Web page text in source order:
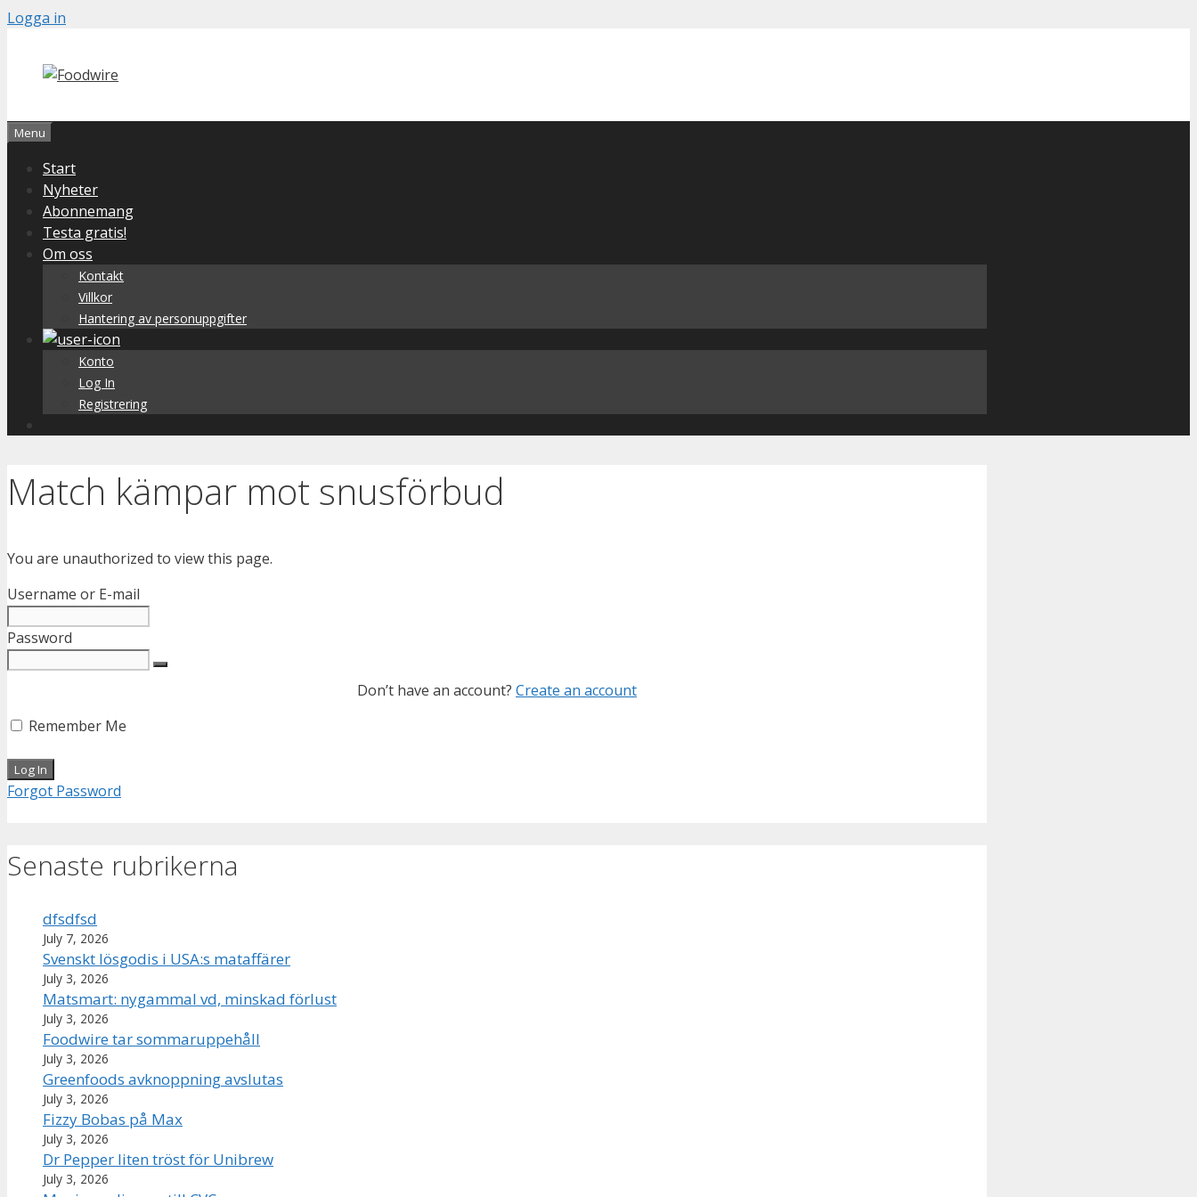
Skip
content
Logga in
Menu
Start
Nyheter
Abonnemang
Testa gratis!
Om oss
Kontakt
Villkor
Hantering av personuppgifter
Konto
Log In
Registrering
Match kämpar mot snusförbud
You are unauthorized to view this page.
Username or E-mail
Password
Don’t have an account? Create an account
Remember Me
Forgot Password
Senaste rubrikerna
dfsdfsd
July 7, 2026
Svenskt lösgodis i USA:s mataffärer
July 3, 2026
Matsmart: nygammal vd, minskad förlust
July 3, 2026
Foodwire tar sommaruppehåll
July 3, 2026
Greenfoods avknoppning avslutas
July 3, 2026
Fizzy Bobas på Max
July 3, 2026
Dr Pepper liten tröst för Unibrew
July 3, 2026